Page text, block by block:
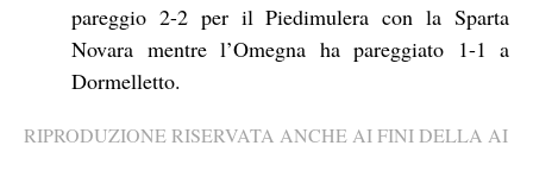
pareggio 2-2 per il Piedimulera con la Sparta
Novara mentre l’Omegna ha pareggiato 1-1 a
Dormelletto.
RIPRODUZIONE RISERVATA ANCHE AI FINI DELLA AI